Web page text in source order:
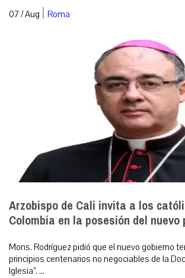
07 / Aug | Roma
Arzobispo de Cali invita a los
Colombia en la posesión del
Mons. Rodríguez pidió que el nuevo gobierno
principios centenarios no negociables de la
Iglesia”. ...